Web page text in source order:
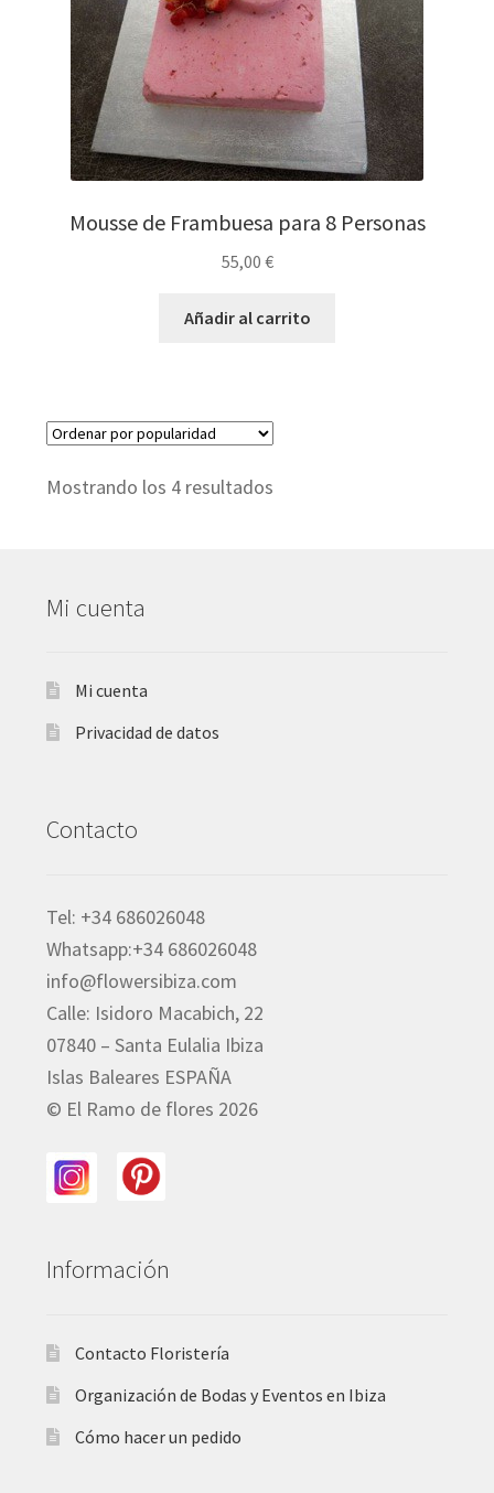
Mousse de Frambuesa para 8 Personas
55,00 €
Añadir al carrito
Mostrando los 4 resultadosOrdenado
Mi cuenta
Mi cuenta
Privacidad de datos
Contacto
Tel: +34 686026048
Whatsapp:+34 686026048
info@flowersibiza.com
Calle: Isidoro Macabich, 22
07840 – Santa Eulalia Ibiza
Islas Baleares ESPAÑA
© El Ramo de flores 2026
Información
Contacto Floristería
Organización de Bodas y Eventos en Ibiza
Cómo hacer un pedido